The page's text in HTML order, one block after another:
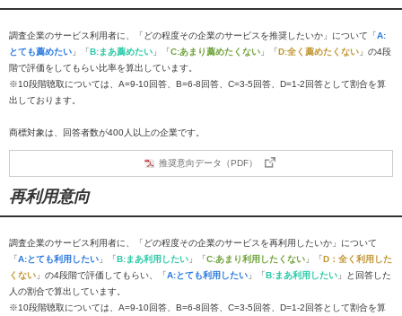
調査企業のサービス利用者に、「どの程度その企業のサービスを推奨したいか」について「A:
とても薦めたい 」「B:まあ薦めたい 」「C:あまり薦めたくない 」「D:全く薦めたくない 」の4段
階で評価をしてもらい比率を算出しています。
※10段階聴取については、A=9-10回答、B=6-8回答、C=3-5回答、D=1-2回答として割合を算
出しております。
商標対象は、回答者数が400人以上の企業です。
推奨意向データ（PDF）
再利用意向
調査企業のサービス利用者に、「どの程度その企業のサービスを再利用したいか」について
「A:とても利用したい 」「B:まあ利用したい 」「C:あまり利用したくない 」「D：全く利用した
くない 」の4段階で評価してもらい、「A:とても利用したい 」「B:まあ利用したい 」と回答した
人の割合で算出しています。
※10段階聴取については、A=9-10回答、B=6-8回答、C=3-5回答、D=1-2回答として割合を算